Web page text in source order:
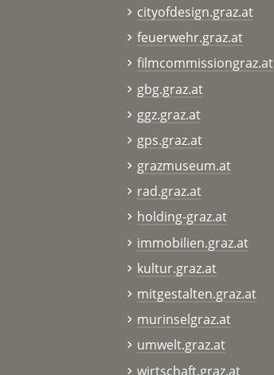
cityofdesign.graz.at
feuerwehr.graz.at
filmcommissiongraz.at
gbg.graz.at
ggz.graz.at
gps.graz.at
grazmuseum.at
rad.graz.at
holding-graz.at
immobilien.graz.at
kultur.graz.at
mitgestalten.graz.at
murinselgraz.at
umwelt.graz.at
wirtschaft.graz.at